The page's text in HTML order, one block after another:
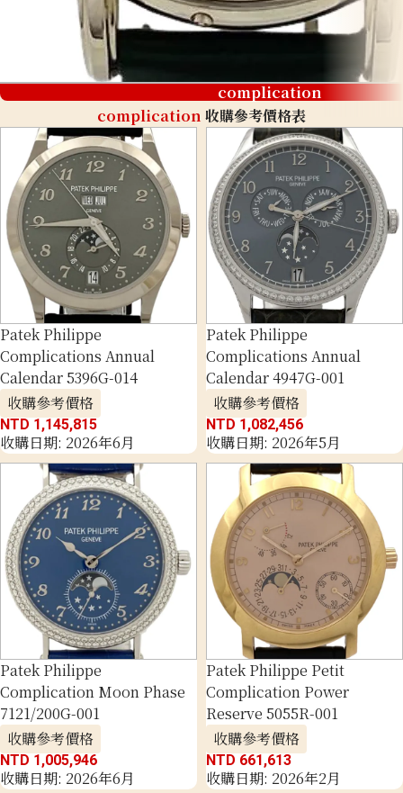
complication
complication 收購參考價格表
Patek Philippe
Complications Annual
Calendar 5396G-014
收購參考價格
NTD 1,145,815
收購日期: 2026年6月
Patek Philippe
Complications Annual
Calendar 4947G-001
收購參考價格
NTD 1,082,456
收購日期: 2026年5月
Patek Philippe
Complication Moon Phase
7121/200G-001
收購參考價格
NTD 1,005,946
收購日期: 2026年6月
Patek Philippe Petit
Complication Power
Reserve 5055R-001
收購參考價格
NTD 661,613
收購日期: 2026年2月